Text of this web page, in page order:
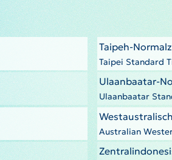
Taipeh-
Taipei Standard
Ulaanbaatar-
Ulaanbaatar
Australian